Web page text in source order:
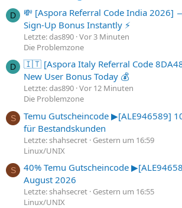
D
💸 [Aspora Referral Code India 2026]
Sign-Up Bonus Instantly ⚡
Letzte: das890 Vor 3 Minuten
Die Problemzone
D
🇮🇹 [Aspora Italy Referral Code
New User Bonus Today 💰
Letzte: das890 Vor 12 Minuten
Die Problemzone
S
Temu Gutscheincode ▶[ALE946589]
für Bestandskunden
Letzte: shahsecret Gestern um 16:59
Linux/UNIX
S
40% Temu Gutscheincode
August 2026
Letzte: shahsecret Gestern um 16:55
Linux/UNIX